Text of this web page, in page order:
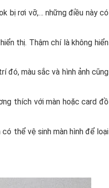
bị rơi vỡ,… những điều này có
thị. Thậm chí là không hiển
đó, màu sắc và hình ảnh cũng
thích với màn hoặc card đồ
thể vệ sinh màn hình để loại